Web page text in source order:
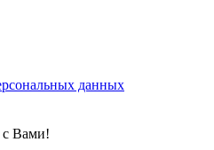
данных
с Вами!